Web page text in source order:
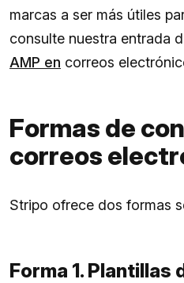
marcas a ser más útiles
consulte nuestra entrada
AMP en correos
Formas de
correos
Stripo ofrece dos formas
Forma 1. Plantillas